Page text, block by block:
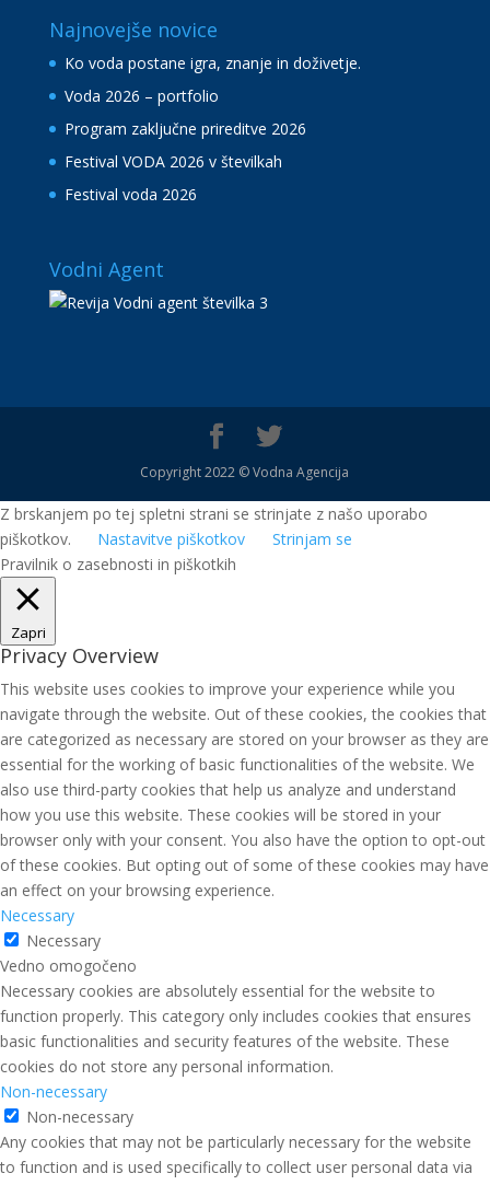
Najnovejše novice
Ko voda postane igra, znanje in doživetje.
Voda 2026 – portfolio
Program zaključne prireditve 2026
Festival VODA 2026 v številkah
Festival voda 2026
Vodni Agent
Copyright 2022 © Vodna Agencija
Z brskanjem po tej spletni strani se strinjate z našo uporabo
piškotkov.
Nastavitve piškotkov
Strinjam se
Pravilnik o zasebnosti in piškotkih
Zapri
Privacy Overview
This website uses cookies to improve your experience while you
navigate through the website. Out of these cookies, the cookies that
are categorized as necessary are stored on your browser as they are
essential for the working of basic functionalities of the website. We
also use third-party cookies that help us analyze and understand
how you use this website. These cookies will be stored in your
browser only with your consent. You also have the option to opt-out
of these cookies. But opting out of some of these cookies may have
an effect on your browsing experience.
Necessary
Necessary
Vedno omogočeno
Necessary cookies are absolutely essential for the website to
function properly. This category only includes cookies that ensures
basic functionalities and security features of the website. These
cookies do not store any personal information.
Non-necessary
Non-necessary
Any cookies that may not be particularly necessary for the website
to function and is used specifically to collect user personal data via